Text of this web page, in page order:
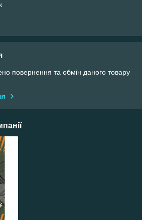
повернення та обмін даного товару